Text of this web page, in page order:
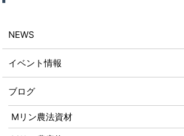
NEWS
イベント情報
ブログ
Mリン農法資材